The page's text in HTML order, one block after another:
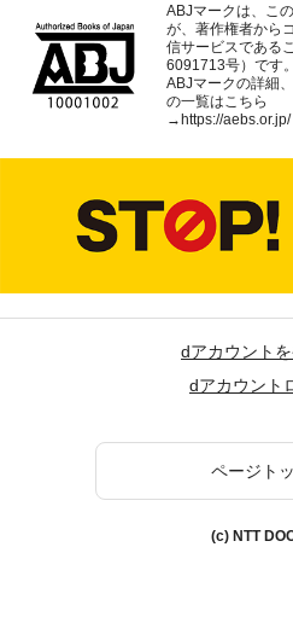
ABJマークは、こ
が、著作権者から
信サービスである
6091713号）です。
ABJマークの詳細
の一覧はこちら
→https://aebs.or.jp/
dアカウント
dアカウント
ページト
(c) NTT